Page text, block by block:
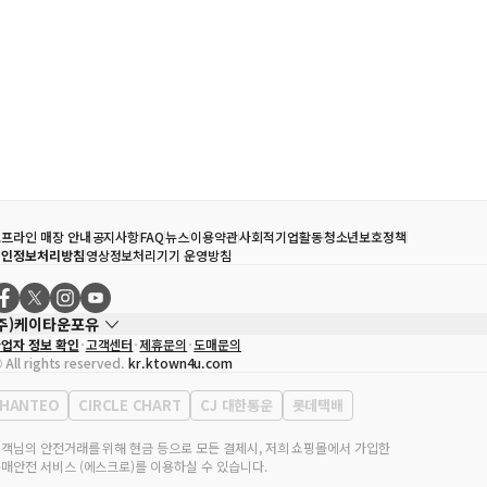
라인 매장 안내공지사항FAQ뉴스이용약관사회적기업활동청소년보호정책
정보처리방침영상정보처리기기 운영방침
)케이타운포유
자
송효민
업자등록번호
120-87-71116
판매업 신고번호 제2011-서울강남-02223
표전화
02-552-9855
자 정보 확인 고객센터 제휴문의 도매문의
rights reserved. kr.ktown4u.com
HANTEO CIRCLE CHART CJ 대한통운 롯데택배
님의 안전거래를 위해 현금 등으로 모든 결제시, 저희 쇼핑몰에서 가입한
안전 서비스 (에스크로)를 이용하실 수 있습니다.